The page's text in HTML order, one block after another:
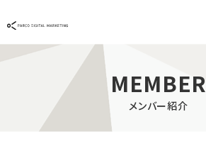
サービス & ソリューション
PICTONA
PDM XR
デジタルサイネージ
店頭
MEMBER
メンバー紹介